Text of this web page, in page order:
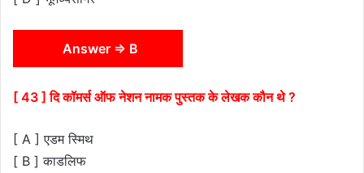
Answer ⇒ B
[ 43 ] दि कॉमर्स ऑफ नेशन नामक पुस्तक के लेखक कौन थे ?
[ A ] एडम स्मिथ
[ B ] काडलिफ